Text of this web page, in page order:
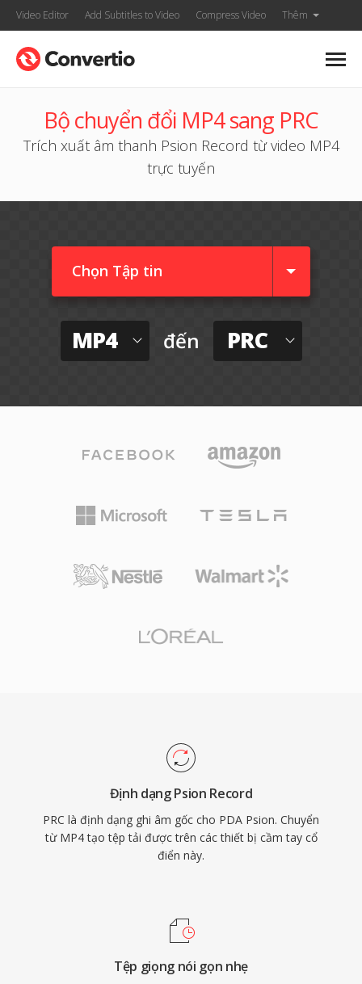
Video Editor Add Subtitles to Video Compress Video Thêm
Bộ chuyển đổi MP4 sang PRC
Trích xuất âm thanh Psion Record từ video MP4
trực tuyến
Chọn Tập tin
MP4 đến PRC
Định dạng Psion Record
PRC là định dạng ghi âm gốc cho PDA Psion. Chuyển
từ MP4 tạo tệp tải được trên các thiết bị cầm tay cổ
điển này.
Tệp giọng nói gọn nhẹ